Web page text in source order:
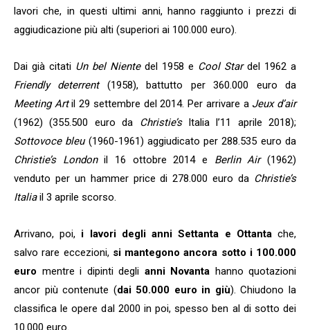
lavori che, in questi ultimi anni, hanno raggiunto i prezzi di
aggiudicazione più alti (superiori ai 100.000 euro).
Dai già citati Un bel Nientedel 1958 e Cool Stardel 1962 a
Friendly deterrent(1958), battutto per 360.000 euro da
Meeting Artil 29 settembre del 2014. Per arrivare a Jeux d’air
(1962) (355.500 euro da Christie’sItalia l’11 aprile 2018);
Sottovoce bleu(1960-1961) aggiudicato per 288.535 euro da
Christie’s Londonil 16 ottobre 2014 e Berlin Air(1962)
venduto per un hammer price di 278.000 euro da Christie’s
Italiail 3 aprile scorso.
Arrivano, poi, i lavori degli anni Settanta e Ottantache,
salvo rare eccezioni, si mantegono ancora sotto i 100.000
euro mentre i dipinti degli anni Novanta hanno quotazioni
ancor più contenute (dai 50.000 euro in giù). Chiudono la
classifica le opere dal 2000 in poi, spesso ben al di sotto dei
10.000 euro.